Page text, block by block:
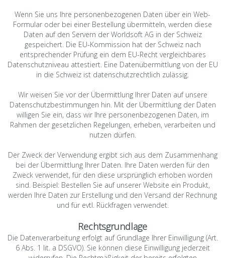
Wenn Sie uns Ihre personenbezogenen Daten über ein Web-
Formular oder bei einer Bestellung übermitteln, werden diese
Daten auf den Servern der Worldsoft AG in der Schweiz
gespeichert. Die EU-Kommission hat der Schweiz nach
entsprechender Prüfung ein dem EU-Recht vergleichbares
Datenschutzniveau attestiert. Eine Datenübermittlung von der EU
in die Schweiz ist datenschutzrechtlich zulässig.
Wir weisen Sie vor der Übermittlung Ihrer Daten auf unsere
Datenschutzbestimmungen hin. Mit der Übermittlung der Daten
willigen Sie ein, dass wir Ihre personenbezogenen Daten, im
Rahmen der gesetzlichen Regelungen, erheben, verarbeiten und
nutzen dürfen.
Der Zweck der Verwendung ergibt sich aus dem Zusammenhang
bei der Übermittlung Ihrer Daten. Ihre Daten werden für den
Zweck verwendet, für den diese ursprünglich erhoben worden
sind. Beispiel: Bestellen Sie auf unserer Website ein Produkt,
werden Ihre Daten zur Erstellung und den Versand der Rechnung
und für evtl. Rückfragen verwendet.
Rechtsgrundlage
Die Datenverarbeitung erfolgt auf Grundlage Ihrer Einwilligung (Art.
6 Abs. 1 lit. a DSGVO). Sie können diese Einwilligung jederzeit